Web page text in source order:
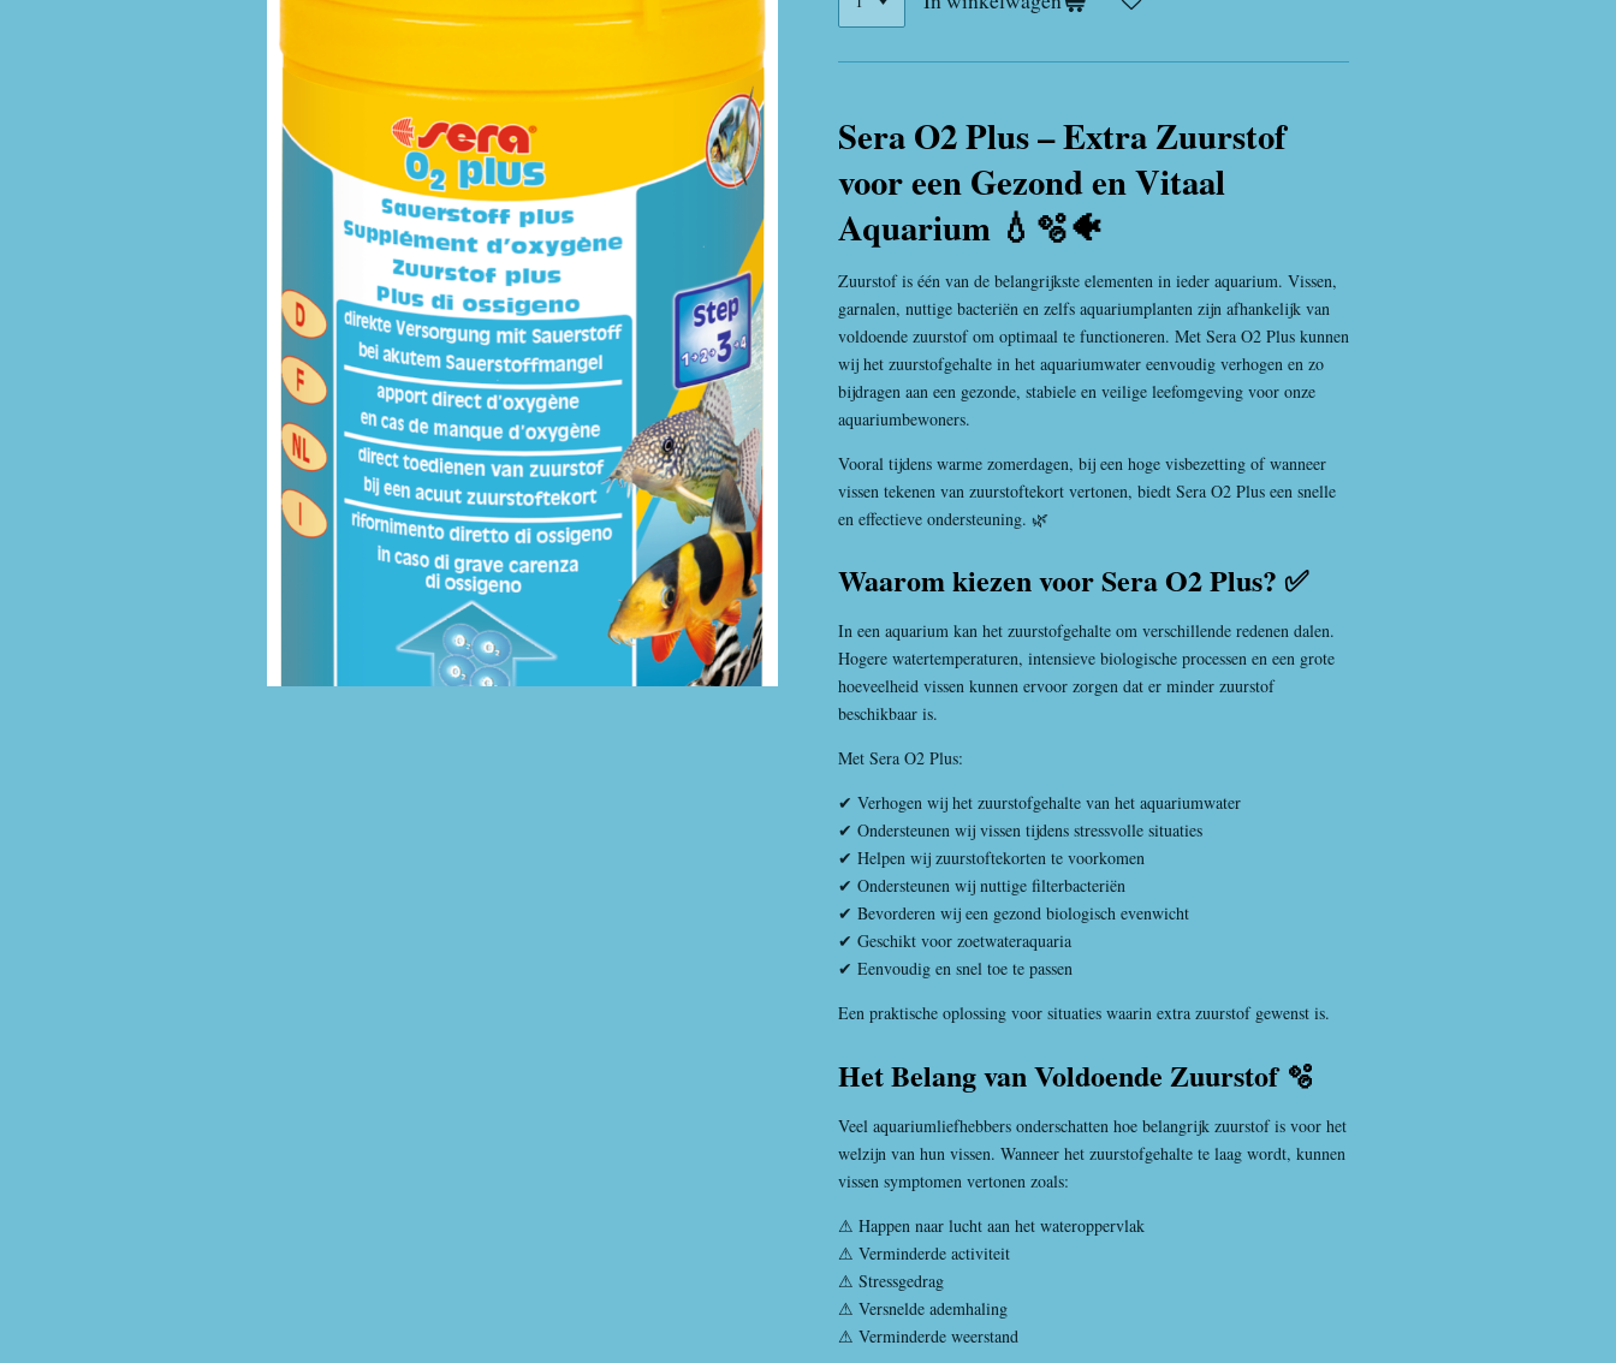
Sera O2 Plus – Extra Zuurstof
voor een Gezond en Vitaal
Aquarium 💧🫧🐠
Zuurstof is één van de belangrijkste elementen in ieder aquarium. Vissen,
garnalen, nuttige bacteriën en zelfs aquariumplanten zijn afhankelijk van
voldoende zuurstof om optimaal te functioneren. Met Sera O2 Plus kunnen
wij het zuurstofgehalte in het aquariumwater eenvoudig verhogen en zo
bijdragen aan een gezonde, stabiele en veilige leefomgeving voor onze
aquariumbewoners.
Vooral tijdens warme zomerdagen, bij een hoge visbezetting of wanneer
vissen tekenen van zuurstoftekort vertonen, biedt Sera O2 Plus een snelle
en effectieve ondersteuning. 🌿
Waarom kiezen voor Sera O2 Plus? ✅
In een aquarium kan het zuurstofgehalte om verschillende redenen dalen.
Hogere watertemperaturen, intensieve biologische processen en een grote
hoeveelheid vissen kunnen ervoor zorgen dat er minder zuurstof
beschikbaar is.
Met Sera O2 Plus:
✔ Verhogen wij het zuurstofgehalte van het aquariumwater
✔ Ondersteunen wij vissen tijdens stressvolle situaties
✔ Helpen wij zuurstoftekorten te voorkomen
✔ Ondersteunen wij nuttige filterbacteriën
✔ Bevorderen wij een gezond biologisch evenwicht
✔ Geschikt voor zoetwateraquaria
✔ Eenvoudig en snel toe te passen
Een praktische oplossing voor situaties waarin extra zuurstof gewenst is.
Het Belang van Voldoende Zuurstof 🫧
Veel aquariumliefhebbers onderschatten hoe belangrijk zuurstof is voor het
welzijn van hun vissen. Wanneer het zuurstofgehalte te laag wordt, kunnen
vissen symptomen vertonen zoals:
⚠ Happen naar lucht aan het wateroppervlak
⚠ Verminderde activiteit
⚠ Stressgedrag
⚠ Versnelde ademhaling
⚠ Verminderde weerstand